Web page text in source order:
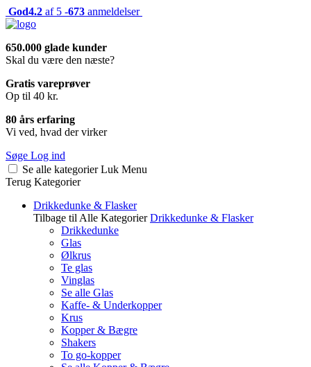
God4.2 af 5 -673 anmeldelser
650.000 glade kunder
Skal du være den næste?
Gratis vareprøver
Op til 40 kr.
80 års erfaring
Vi ved, hvad der virker
Søge Log ind
Se alle kategorier Luk Menu
Terug Kategorier
Drikkedunke & Flasker
Tilbage til Alle Kategorier Drikkedunke & Flasker
Drikkedunke
Glas
Ølkrus
Te glas
Vinglas
Se alle Glas
Kaffe- & Underkopper
Krus
Kopper & Bægre
Shakers
To go-kopper